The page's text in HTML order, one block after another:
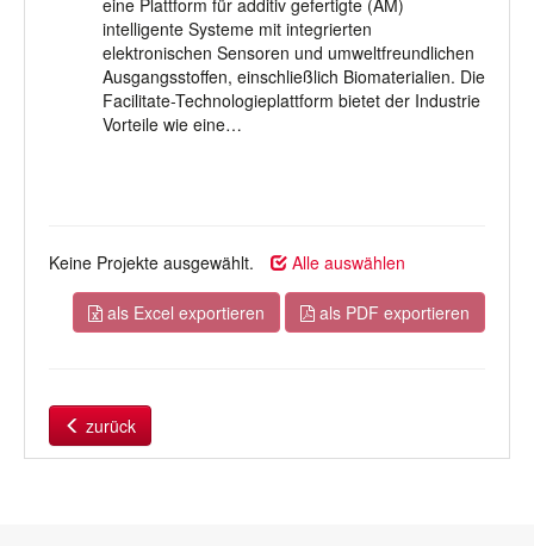
eine Plattform für additiv gefertigte (AM)
intelligente Systeme mit integrierten
elektronischen Sensoren und umweltfreundlichen
Ausgangsstoffen, einschließlich Biomaterialien. Die
Facilitate-Technologieplattform bietet der Industrie
Vorteile wie eine…
Keine Projekte ausgewählt. Alle auswählen
als Excel exportieren als PDF exportieren
zurück